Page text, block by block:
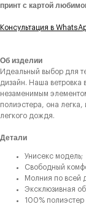
принт с картой
Консультация в
Об изделии
Идеальный выбор для
дизайн. Наша ветровка
незаменимым
полиэстера, она
легкого дождя.
Детали
Унисекс модель;
Свободный
Молния по всей
Эксклюзивная
100% полиэстер